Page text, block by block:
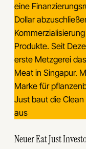
eine
Dollar
Produkte. Seit
erste Metzgerei
Meat in Singapur.
Marke für
Just baut die
aus
Neuer Eat Just